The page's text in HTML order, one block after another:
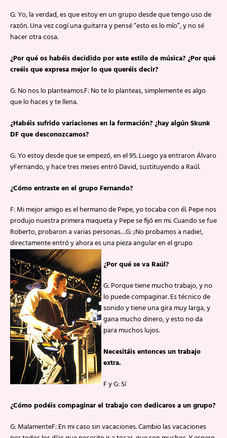
G: Yo, la verdad, es que estoy en un grupo desde que tengo uso de
razón. Una vez cogí una guitarra y pensé “esto es lo mío”, y no sé
hacer otra cosa.
¿Por qué os habéis decidido por este estilo de música? ¿Por qué
creéis que expresa mejor lo que queréis decir?
G: No nos lo planteamos.F: No te lo planteas, simplemente es algo
que lo haces y te llena.
¿Habéis sufrido variaciones en la formación? ¿hay algún Skunk
DF que desconozcamos?
G: Yo estoy desde que se empezó, en el 95. Luego ya entraron Álvaro
yFernando, y hace tres meses entró David, sustituyendo a Raúl.
¿Cómo entraste en el grupo Fernando?
F: Mi mejor amigo es el hermano de Pepe, yo tocaba con él. Pepe nos
produjo nuestra primera maqueta y Pepe se fijó en mi. Cuando se fue
Roberto, probaron a varias personas…G: ¡No probamos a nadie!,
directamente entró y ahora es una pieza angular en el grupo
¿Por qué se va Raúl?
G: Porque tiene mucho trabajo, y no
lo puede compaginar. Es técnico de
sonido y tiene una gira muy larga, y
gana mucho dinero, y esto no da
para muchos lujos.
Necesitáis entonces un trabajo
extra.
F y G: Sí
¿Cómo podéis compaginar el trabajo con dedicaros a un grupo?
G: MalamenteF: En mi caso sin vacaciones. Cambio las vacaciones